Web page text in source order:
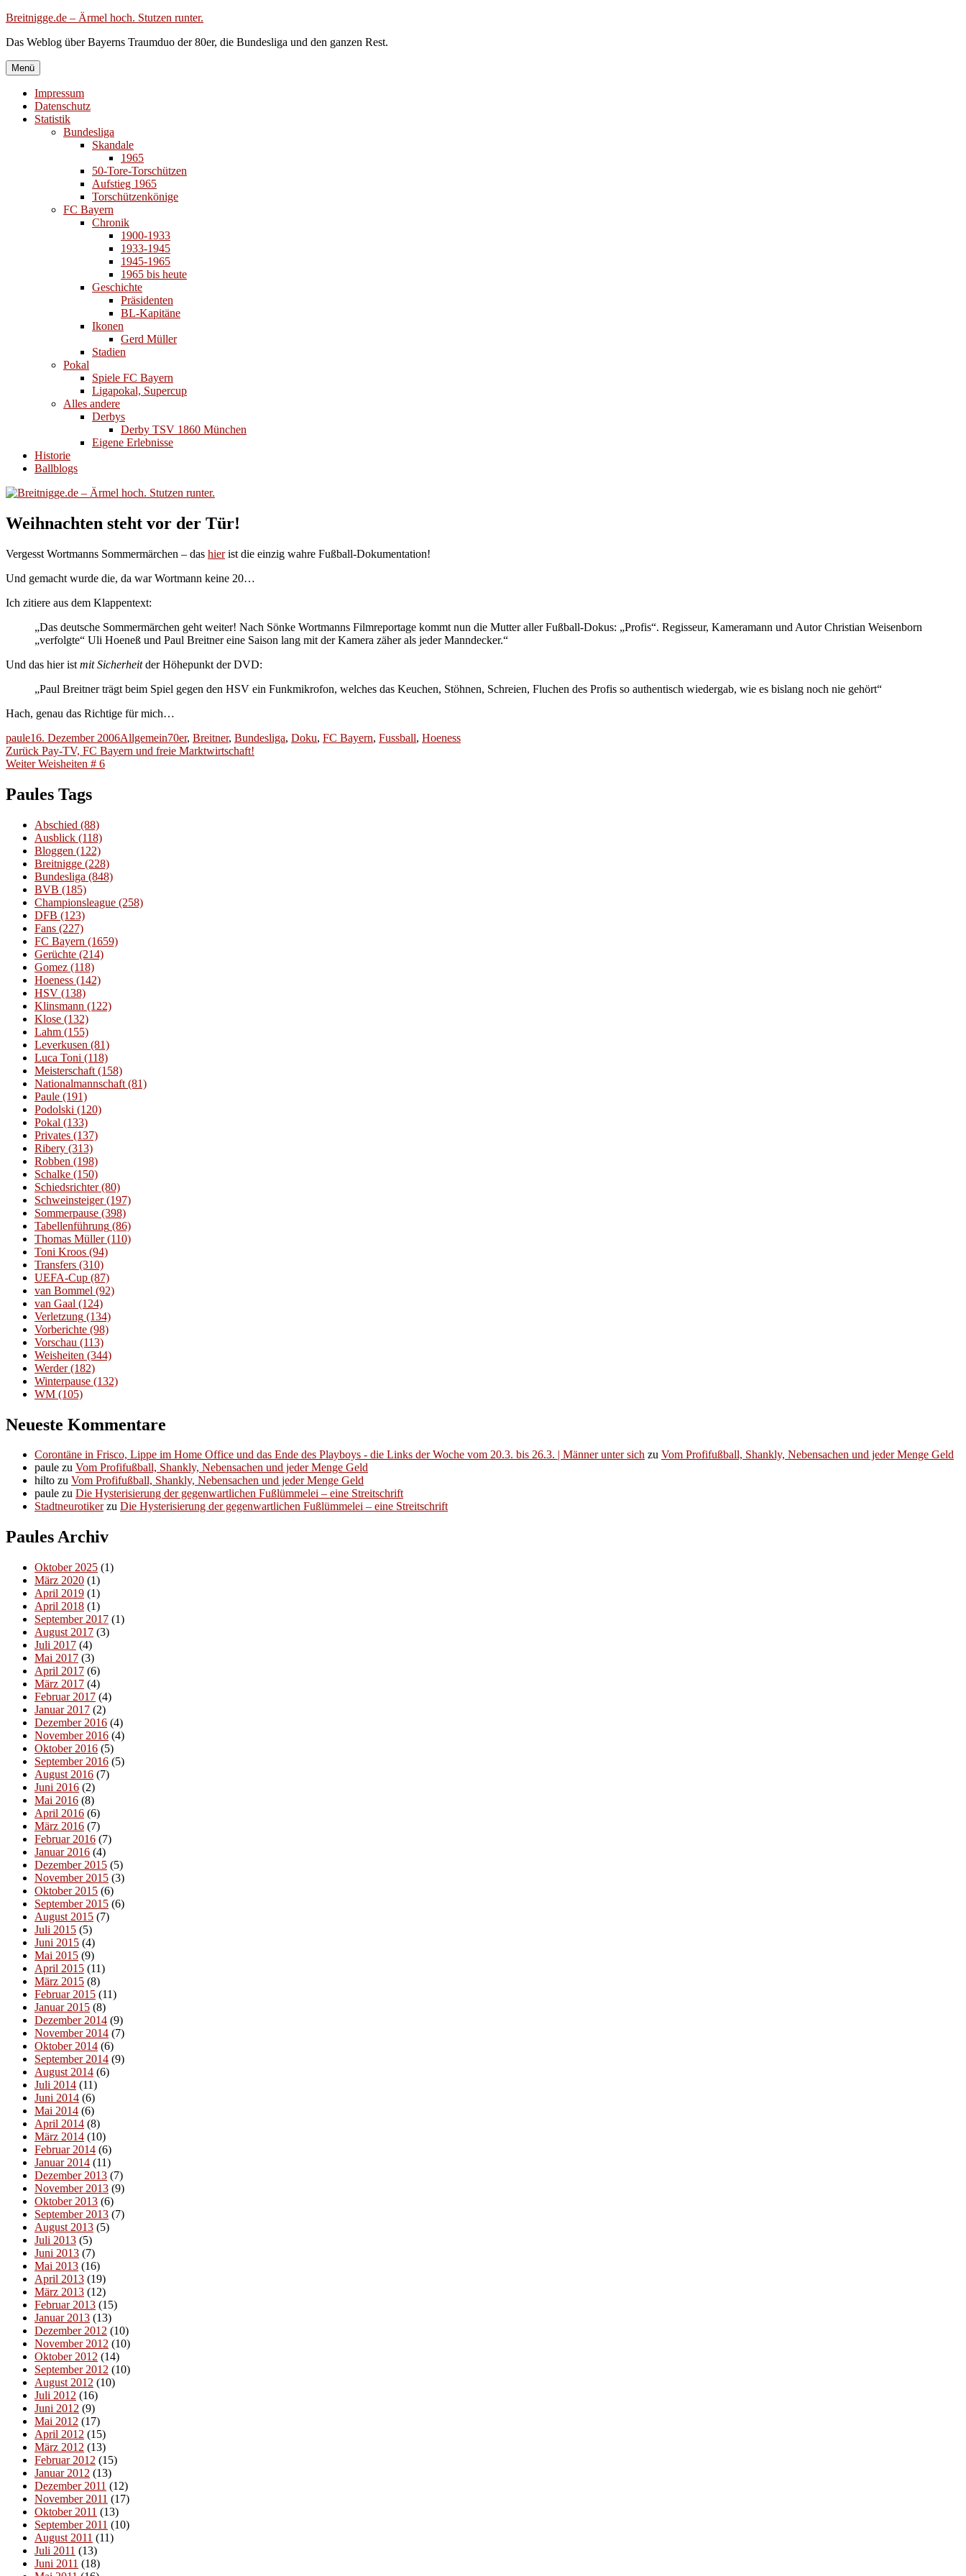
Zum
springen
Breitnigge.de – Ärmel hoch. Stutzen runter.
Das Weblog über Bayerns Traumduo der 80er, die Bundesliga und den ganzen Rest.
Menü
Impressum
Datenschutz
Statistik
Bundesliga
Skandale
1965
50-Tore-Torschützen
Aufstieg 1965
Torschützenkönige
FC Bayern
Chronik
1900-1933
1933-1945
1945-1965
1965 bis heute
Geschichte
Präsidenten
BL-Kapitäne
Ikonen
Gerd Müller
Stadien
Pokal
Spiele FC Bayern
Ligapokal, Supercup
Alles andere
Derbys
Derby TSV 1860 München
Eigene Erlebnisse
Historie
Ballblogs
Weihnachten steht vor der Tür!
Vergesst Wortmanns Sommermärchen – das hierist die einzig wahre Fußball-Dokumentation!
Und gemacht wurde die, da war Wortmann keine 20…
Ich zitiere aus dem Klappentext:
„Das deutsche Sommermärchen geht weiter! Nach Sönke Wortmanns Filmreportage kommt nun die Mutter aller Fußball-Dokus: „Profis“. Regisseur, Kameramann und Autor Christian Weisenborn
„verfolgte“ Uli Hoeneß und Paul Breitner eine Saison lang mit der Kamera zäher als jeder Manndecker.“
Und das hier ist mit Sicherheitder Höhepunkt der DVD:
„Paul Breitner trägt beim Spiel gegen den HSV ein Funkmikrofon, welches das Keuchen, Stöhnen, Schreien, Fluchen des Profis so authentisch wiedergab, wie es bislang noch nie gehört“
Hach, genau das Richtige für mich…
Autor
pauleVeröffentlicht
am
16. Dezember 2006Kategorien
AllgemeinSchlagwörter
70er, Breitner, Bundesliga, Doku, FC Bayern, Fussball, Hoeness
Beitragsnavigation
Zurück Vorheriger
Beitrag:
Pay-TV, FC Bayern und freie Marktwirtschaft!
Weiter Nächster
Weisheiten # 6
Paules Tags
Abschied (88)
Ausblick (118)
Bloggen (122)
Breitnigge (228)
Bundesliga (848)
BVB (185)
Championsleague (258)
DFB (123)
Fans (227)
FC Bayern (1659)
Gerüchte (214)
Gomez (118)
Hoeness (142)
HSV (138)
Klinsmann (122)
Klose (132)
Lahm (155)
Leverkusen (81)
Luca Toni (118)
Meisterschaft (158)
Nationalmannschaft (81)
Paule (191)
Podolski (120)
Pokal (133)
Privates (137)
Ribery (313)
Robben (198)
Schalke (150)
Schiedsrichter(80)
Schweinsteiger(197)
Sommerpause (398)
Tabellenführung (86)
Thomas Müller(110)
Toni Kroos (94)
Transfers (310)
UEFA-Cup (87)
van Bommel (92)
van Gaal (124)
Verletzung (134)
Vorberichte (98)
Vorschau (113)
Weisheiten (344)
Werder(182)
Winterpause (132)
WM (105)
Neueste Kommentare
Corontäne in Frisco, Lippe im Home Office und das Ende des Playboys - die Links der Woche vom 20.3. bis 26.3. | Männer unter sich zu Vom Profifußball, Shankly, Nebensachen und jeder Menge Geld
paule zu Vom Profifußball, Shankly, Nebensachen und jeder Menge Geld
hilto zu Vom Profifußball, Shankly, Nebensachen und jeder Menge Geld
paule zu Die Hysterisierung der gegenwartlichen Fußlümmelei – eine Streitschrift
Stadtneurotikerzu Die Hysterisierung der gegenwartlichen Fußlümmelei – eine Streitschrift
Paules Archiv
Oktober 2025 (1)
März 2020 (1)
April 2019 (1)
April 2018 (1)
September 2017 (1)
August 2017 (3)
Juli 2017 (4)
Mai 2017 (3)
April 2017 (6)
März 2017 (4)
Februar 2017 (4)
Januar 2017 (2)
Dezember 2016 (4)
November 2016 (4)
Oktober 2016 (5)
September 2016 (5)
August 2016 (7)
Juni 2016 (2)
Mai 2016 (8)
April 2016 (6)
März 2016 (7)
Februar 2016 (7)
Januar 2016 (4)
Dezember 2015 (5)
November 2015 (3)
Oktober 2015 (6)
September 2015 (6)
August 2015 (7)
Juli 2015 (5)
Juni 2015 (4)
Mai 2015 (9)
April 2015 (11)
März 2015 (8)
Februar 2015 (11)
Januar 2015 (8)
Dezember 2014 (9)
November 2014 (7)
Oktober 2014 (6)
September 2014 (9)
August 2014 (6)
Juli 2014 (11)
Juni 2014 (6)
Mai 2014 (6)
April 2014 (8)
März 2014 (10)
Februar 2014 (6)
Januar 2014 (11)
Dezember 2013 (7)
November 2013 (9)
Oktober 2013 (6)
September 2013 (7)
August 2013 (5)
Juli 2013 (5)
Juni 2013 (7)
Mai 2013 (16)
April 2013 (19)
März 2013 (12)
Februar 2013 (15)
Januar 2013 (13)
Dezember 2012 (10)
November 2012 (10)
Oktober 2012 (14)
September 2012 (10)
August 2012 (10)
Juli 2012 (16)
Juni 2012 (9)
Mai 2012 (17)
April 2012 (15)
März 2012 (13)
Februar 2012 (15)
Januar 2012 (13)
Dezember 2011 (12)
November 2011 (17)
Oktober 2011 (13)
September 2011 (10)
August 2011 (11)
Juli 2011 (13)
Juni 2011 (18)